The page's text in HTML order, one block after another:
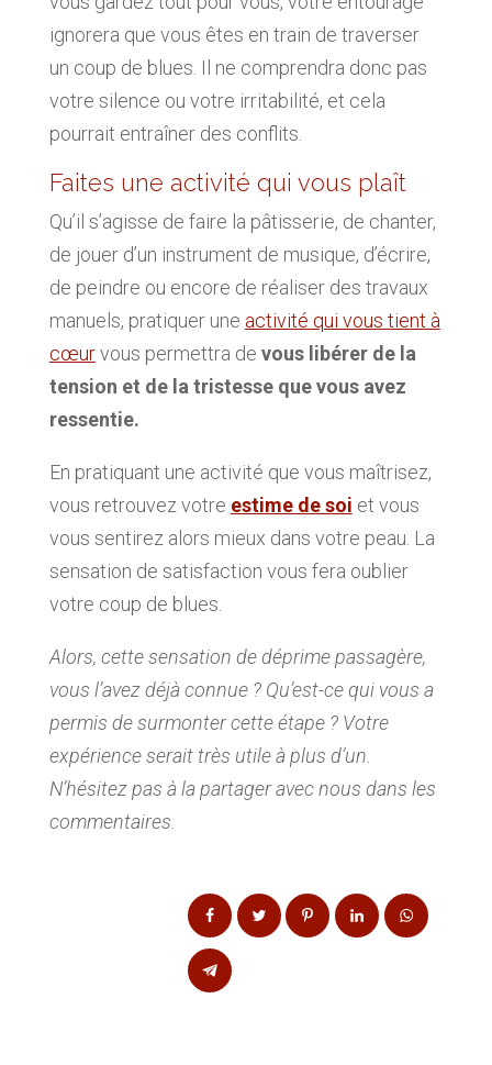
ignorera que vous êtes en train de traverser
un coup de blues. Il ne comprendra donc pas
votre silence ou votre irritabilité, et cela
pourrait entraîner des conflits.
Faites une activité qui vous plaît
Qu’il s’agisse de faire la pâtisserie, de chanter,
de jouer d’un instrument de musique, d’écrire,
de peindre ou encore de réaliser des travaux
manuels, pratiquer une activité qui vous tient à
cœurvous permettra de vous libérer de la
tension et de la tristesse que vous avez
ressentie.
En pratiquant une activité que vous maîtrisez,
vous retrouvez votre estime de soi et vous
vous sentirez alors mieux dans votre peau. La
sensation de satisfaction vous fera oublier
votre coup de blues.
Alors, cette sensation de déprime passagère,
vous l’avez déjà connue ? Qu’est-ce qui vous a
permis de surmonter cette étape ? Votre
expérience serait très utile à plus d’un.
N’hésitez pas à la partager avec nous dans les
commentaires.